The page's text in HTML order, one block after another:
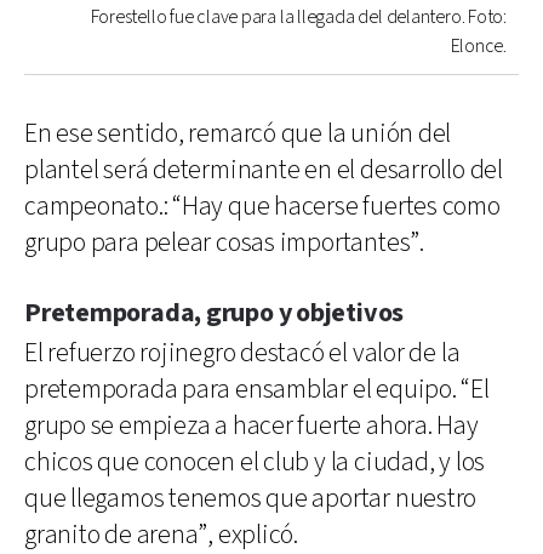
Forestello fue clave para la llegada del delantero. Foto:
Elonce.
En ese sentido, remarcó que la unión del
plantel será determinante en el desarrollo del
campeonato.: “Hay que hacerse fuertes como
grupo para pelear cosas importantes”.
Pretemporada, grupo y objetivos
El refuerzo rojinegro destacó el valor de la
pretemporada para ensamblar el equipo. “El
grupo se empieza a hacer fuerte ahora. Hay
chicos que conocen el club y la ciudad, y los
que llegamos tenemos que aportar nuestro
granito de arena”, explicó.